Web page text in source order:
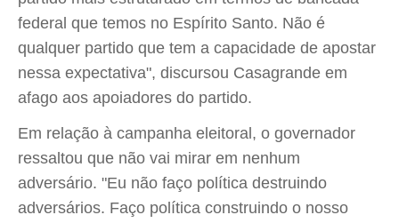
federal que temos no Espírito Santo. Não é
qualquer partido que tem a capacidade de apostar
nessa expectativa", discursou Casagrande em
afago aos apoiadores do partido.
Em relação à campanha eleitoral, o governador
ressaltou que não vai mirar em nenhum
adversário. "Eu não faço política destruindo
adversários. Faço política construindo o nosso